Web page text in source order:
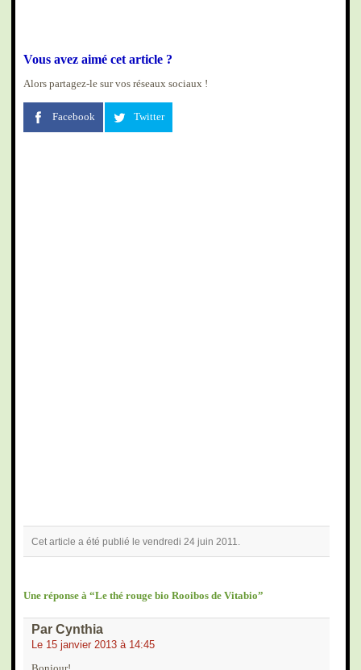
Vous avez aimé cet article ?
Alors partagez-le sur vos réseaux sociaux !
Facebook Twitter
Cet article a été publié le vendredi 24 juin 2011.
Une réponse à “Le thé rouge bio Rooibos de Vitabio”
Par Cynthia
Le 15 janvier 2013 à 14:45